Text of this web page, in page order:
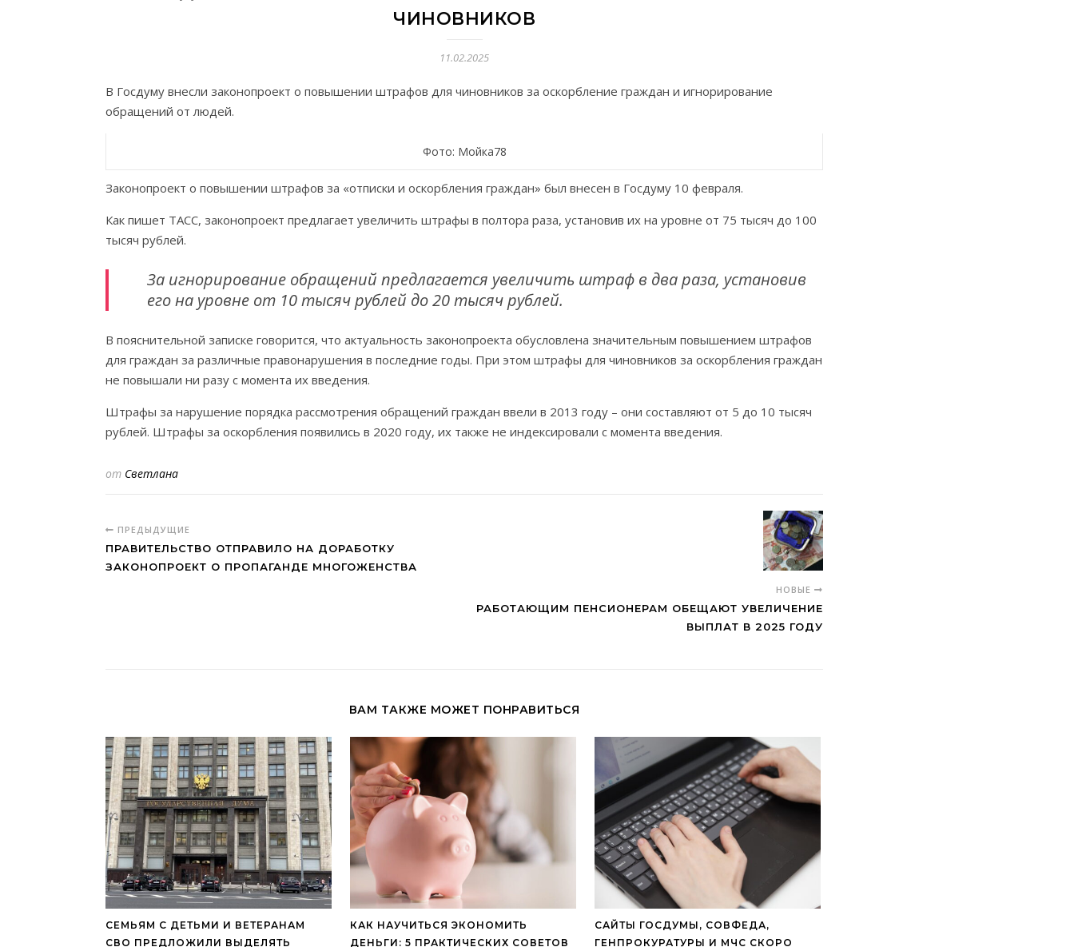
ЧИНОВНИКОВ
11.02.2025
В Госдуму внесли законопроект о повышении штрафов для чиновников за оскорбление граждан и игнорирование
обращений от людей.
Фото: Мойка78
Законопроект о повышении штрафов за «отписки и оскорбления граждан» был внесен в Госдуму 10 февраля.
Как пишет ТАСС, законопроект предлагает увеличить штрафы в полтора раза, установив их на уровне от 75 тысяч до 100
тысяч рублей.
За игнорирование обращений предлагается увеличить штраф в два раза, установив
его на уровне от 10 тысяч рублей до 20 тысяч рублей.
В пояснительной записке говорится, что актуальность законопроекта обусловлена значительным повышением штрафов
для граждан за различные правонарушения в последние годы. При этом штрафы для чиновников за оскорбления граждан
не повышали ни разу с момента их введения.
Штрафы за нарушение порядка рассмотрения обращений граждан ввели в 2013 году – они составляют от 5 до 10 тысяч
рублей. Штрафы за оскорбления появились в 2020 году, их также не индексировали с момента введения.
от Светлана
ПРЕДЫДУЩИЕ
ПРАВИТЕЛЬСТВО ОТПРАВИЛО НА ДОРАБОТКУ
ЗАКОНОПРОЕКТ О ПРОПАГАНДЕ МНОГОЖЕНСТВА
НОВЫЕ
РАБОТАЮЩИМ ПЕНСИОНЕРАМ ОБЕЩАЮТ УВЕЛИЧЕНИЕ
ВЫПЛАТ В 2025 ГОДУ
ВАМ ТАКЖЕ МОЖЕТ ПОНРАВИТЬСЯ
СЕМЬЯМ С ДЕТЬМИ И ВЕТЕРАНАМ
СВО ПРЕДЛОЖИЛИ ВЫДЕЛЯТЬ
КАК НАУЧИТЬСЯ ЭКОНОМИТЬ
ДЕНЬГИ: 5 ПРАКТИЧЕСКИХ СОВЕТОВ
САЙТЫ ГОСДУМЫ, СОВФЕДА,
ГЕНПРОКУРАТУРЫ И МЧС СКОРО